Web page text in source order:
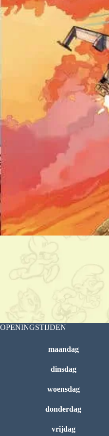
OPENINGSTIJDEN
maandag
dinsdag
woensdag
donderdag
vrijdag